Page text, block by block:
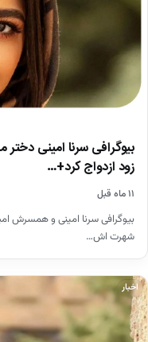
بیوگرافی سرنا امینی
زود ازدواج کرد+…
۱۱ ماه قبل
بیوگرافی سرنا امینی و همسرش
شهرت اش…
اخبار